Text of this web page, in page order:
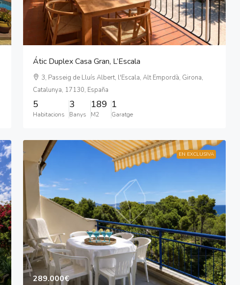
Átic Duplex Casa Gran, L’Escala
3, Passeig de Lluís Albert, l'Escala, Alt Empordà, Girona,
Catalunya, 17130, España
5
Habitacions
3
Banys
189
M2
1
Garatge
EN EXCLUSIVA
289.000€